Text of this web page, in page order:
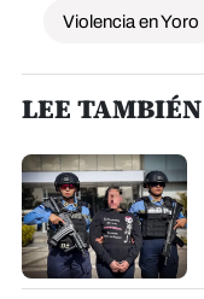
Violencia en Yoro
LEE TAMBIÉN